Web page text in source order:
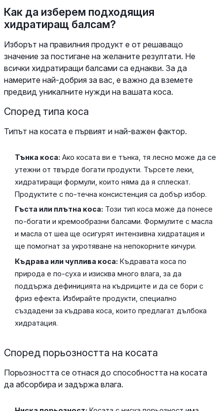
Как да изберем подходящия
хидратиращ балсам?
Изборът на правилния продукт е от решаващо
значение за постигане на желаните резултати. Не
всички хидратиращи балсами са еднакви. За да
намерите най-добрия за вас, е важно да вземете
предвид уникалните нужди на вашата коса.
Според типа коса
Типът на косата е първият и най-важен фактор.
Тънка коса: Ако косата ви е тънка, тя лесно може да се
утежни от твърде богати продукти. Търсете леки,
хидратиращи формули, които няма да я сплескат.
Продуктите с по-течна консистенция са добър избор.
Гъста или плътна коса: Този тип коса може да понесе
по-богати и кремообразни балсами. Формулите с масла
и масла от шеа ще осигурят интензивна хидратация и
ще помогнат за укротяване на непокорните кичури.
Къдрава или чуплива коса: Къдравата коса по
природа е по-суха и изисква много влага, за да
поддържа дефиницията на къдриците и да се бори с
фриз ефекта. Избирайте продукти, специално
създадени за къдрава коса, които предлагат дълбока
хидратация.
Според порьозността на косата
Порьозността се отнася до способността на косата
да абсорбира и задържа влага.